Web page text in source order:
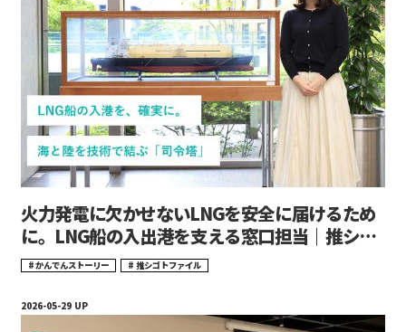
火力発電に欠かせないLNGを安全に届けるため
に。LNG船の入出港を支える窓口担当｜推シゴ
トファイル#22
かんでんストーリー 推シゴトファイル